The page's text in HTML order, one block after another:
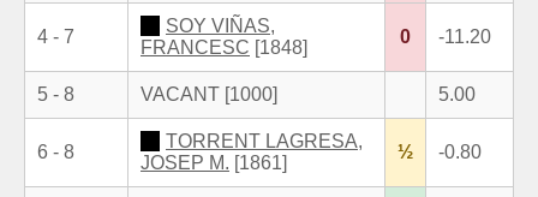
4 - 7
SOY VIÑAS,
FRANCESC [1848]
0 -11.20
5 - 8 VACANT [1000] 5.00
6 - 8
TORRENT LAGRESA,
JOSEP M. [1861]
½ -0.80